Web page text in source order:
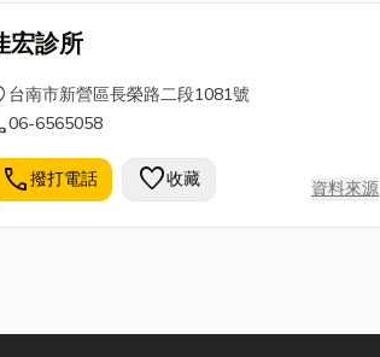
宏診所
台南市新營區長榮路二段1081號
06-6565058
call撥打電話 favorite收藏 資料來源